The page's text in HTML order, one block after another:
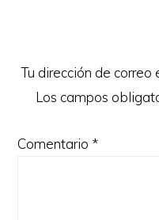
lectores
Tu dirección de correo
Los campos
Comentario *